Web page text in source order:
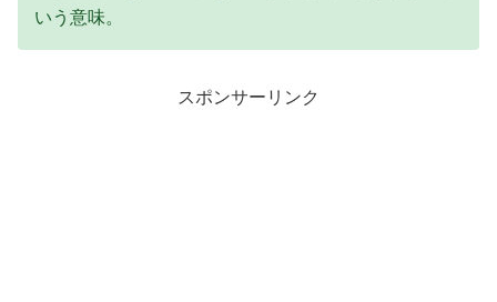
いう意味。
スポンサーリンク